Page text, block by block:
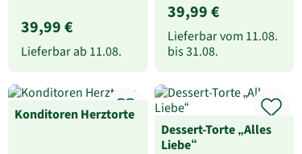
39,99 €
Lieferbar ab 11.08.
39,99 €
Lieferbar vom 11.08.
bis31.08.
Konditoren Herztorte
Dessert-Torte „Alles
Liebe“